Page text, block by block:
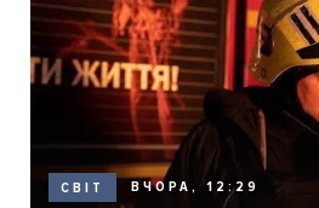
СВІТ ВЧОРА, 12:29